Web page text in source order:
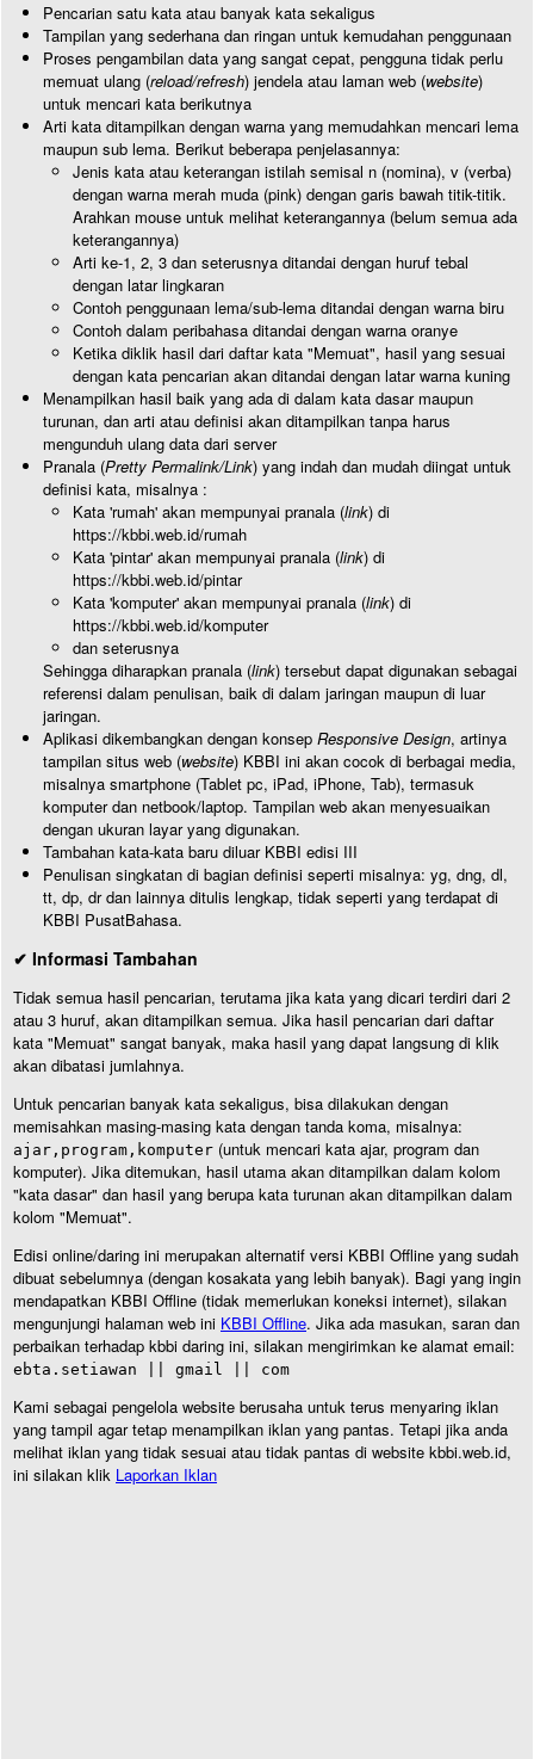
Pencarian satu kata atau banyak kata sekaligus
Tampilan yang sederhana dan ringan untuk kemudahan penggunaan
Proses pengambilan data yang sangat cepat, pengguna tidak perlu
memuat ulang (reload/refresh) jendela atau laman web (website)
untuk mencari kata berikutnya
Arti kata ditampilkan dengan warna yang memudahkan mencari lema
maupun sub lema. Berikut beberapa penjelasannya:
Jenis kata atau keterangan istilah semisal n (nomina), v (verba)
dengan warna merah muda (pink) dengan garis bawah titik-titik.
Arahkan mouse untuk melihat keterangannya (belum semua ada
keterangannya)
Arti ke-1, 2, 3 dan seterusnya ditandai dengan huruf tebal
dengan latar lingkaran
Contoh penggunaan lema/sub-lema ditandai dengan warna biru
Contoh dalam peribahasa ditandai dengan warna oranye
Ketika diklik hasil dari daftar kata "Memuat", hasil yang sesuai
dengan kata pencarian akan ditandai dengan latar warna kuning
Menampilkan hasil baik yang ada di dalam kata dasar maupun
turunan, dan arti atau definisi akan ditampilkan tanpa harus
mengunduh ulang data dari server
Pranala (Pretty Permalink/Link) yang indah dan mudah diingat untuk
definisi kata, misalnya :
Kata 'rumah' akan mempunyai pranala (link) di
https://kbbi.web.id/rumah
Kata 'pintar' akan mempunyai pranala (link) di
https://kbbi.web.id/pintar
Kata 'komputer' akan mempunyai pranala (link) di
https://kbbi.web.id/komputer
dan seterusnya
Sehingga diharapkan pranala (link) tersebut dapat digunakan sebagai
referensi dalam penulisan, baik di dalam jaringan maupun di luar
jaringan.
Aplikasi dikembangkan dengan konsep Responsive Design, artinya
tampilan situs web (website) KBBI ini akan cocok di berbagai media,
misalnya smartphone (Tablet pc, iPad, iPhone, Tab), termasuk
komputer dan netbook/laptop. Tampilan web akan menyesuaikan
dengan ukuran layar yang digunakan.
Tambahan kata-kata baru diluar KBBI edisi III
Penulisan singkatan di bagian definisi seperti misalnya: yg, dng, dl,
tt, dp, dr dan lainnya ditulis lengkap, tidak seperti yang terdapat di
KBBI PusatBahasa.
✔ Informasi Tambahan
Tidak semua hasil pencarian, terutama jika kata yang dicari terdiri dari 2
atau 3 huruf, akan ditampilkan semua. Jika hasil pencarian dari daftar
kata "Memuat" sangat banyak, maka hasil yang dapat langsung di klik
akan dibatasi jumlahnya.
Untuk pencarian banyak kata sekaligus, bisa dilakukan dengan
memisahkan masing-masing kata dengan tanda koma, misalnya:
ajar,program,komputer (untuk mencari kata ajar, program dan
komputer). Jika ditemukan, hasil utama akan ditampilkan dalam kolom
"kata dasar" dan hasil yang berupa kata turunan akan ditampilkan dalam
kolom "Memuat".
Edisi online/daring ini merupakan alternatif versi KBBI Offline yang sudah
dibuat sebelumnya (dengan kosakata yang lebih banyak). Bagi yang ingin
mendapatkan KBBI Offline (tidak memerlukan koneksi internet), silakan
mengunjungi halaman web ini KBBI Offline. Jika ada masukan, saran dan
perbaikan terhadap kbbi daring ini, silakan mengirimkan ke alamat email:
ebta.setiawan || gmail || com
Kami sebagai pengelola website berusaha untuk terus menyaring iklan
yang tampil agar tetap menampilkan iklan yang pantas. Tetapi jika anda
melihat iklan yang tidak sesuai atau tidak pantas di website kbbi.web.id,
ini silakan klik Laporkan Iklan